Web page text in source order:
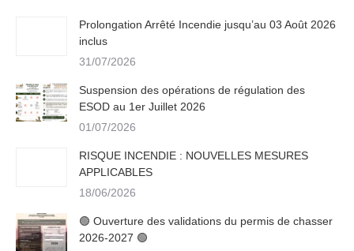
Prolongation Arrêté Incendie jusqu’au 03 Août 2026
inclus
31/07/2026
Suspension des opérations de régulation des
ESOD au 1er Juillet 2026
01/07/2026
RISQUE INCENDIE : NOUVELLES MESURES
APPLICABLES
18/06/2026
🟢 Ouverture des validations du permis de chasser
2026-2027 🟢